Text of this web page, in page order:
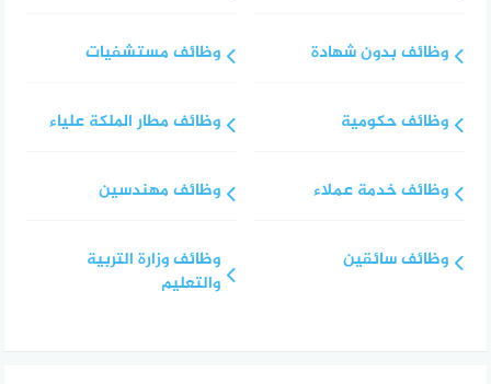
وظائف بدون شهادة
وظائف حكومية
وظائف خدمة عملاء
وظائف سائقين
وظائف مستشفيات
وظائف مطار الملكة علياء
وظائف مهندسين
وظائف وزارة التربية
والتعليم